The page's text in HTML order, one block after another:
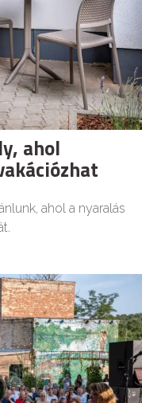
ahol
ahol a nyaralás